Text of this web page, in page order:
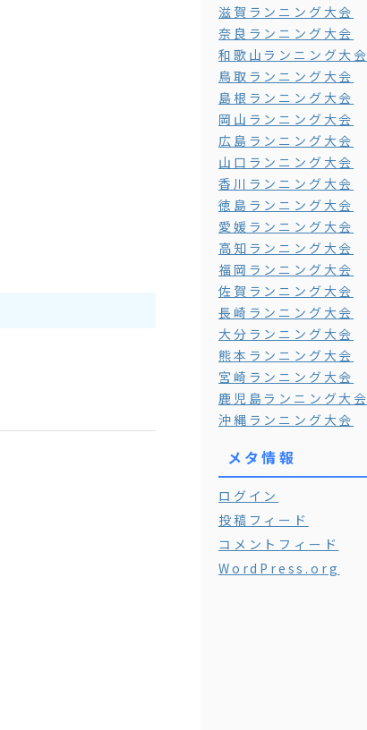
滋賀ランニング大会
奈良ランニング大会
和歌山ランニング大会
鳥取ランニング大会
島根ランニング大会
岡山ランニング大会
広島ランニング大会
山口ランニング大会
香川ランニング大会
徳島ランニング大会
愛媛ランニング大会
高知ランニング大会
福岡ランニング大会
佐賀ランニング大会
長崎ランニング大会
大分ランニング大会
熊本ランニング大会
宮崎ランニング大会
鹿児島ランニング大会
沖縄ランニング大会
メタ情報
ログイン
投稿フィード
コメントフィード
WordPress.org